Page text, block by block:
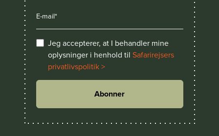
Jeg accepterer, at I behandler mine
oplysninger i henhold til Safarirejsers
privatlivspolitik >
Abonner